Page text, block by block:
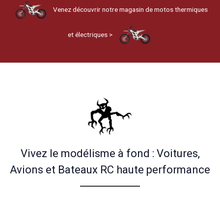
Venez découvrir notre magasin de motos thermiques
et électriques >
Vivez le modélisme à fond : Voitures,
Avions et Bateaux RC haute performance